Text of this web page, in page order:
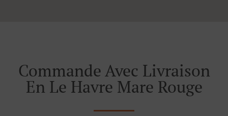
Commande Avec Livraison
En Le Havre Mare Rouge